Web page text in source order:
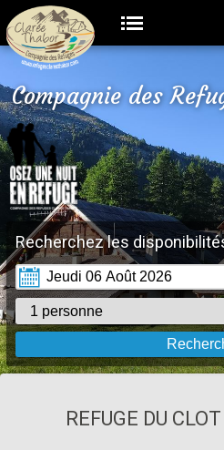
Compagnie des
Recherchez les
REFUGE DU